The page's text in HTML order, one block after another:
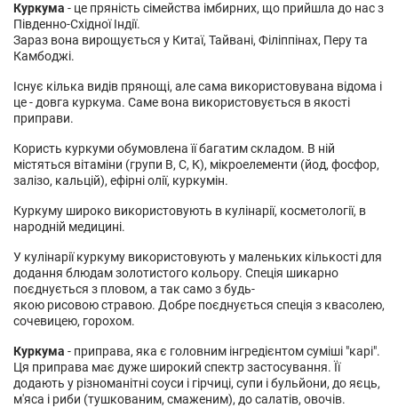
Куркума - це пряність сімейства імбирних, що прийшла до нас з
Південно-Східної Індії.
Зараз вона вирощується у Китаї, Тайвані, Філіппінах, Перу та
Камбоджі.
Існує кілька видів прянощі, але сама використовувана відома і
це - довга куркума. Саме вона використовується в якості
приправи.
Користь куркуми обумовлена її багатим складом. В ній
містяться вітаміни (групи В, С, К), мікроелементи (йод, фосфор,
залізо, кальцій), ефірні олії, куркумін.
Куркуму широко використовують в кулінарії, косметології, в
народній медицині.
У кулінарії куркуму використовують у маленьких кількості для
додання блюдам золотистого кольору. Спеція шикарно
поєднується з пловом, а так само з будь-
якою рисовою стравою. Добре поєднується спеція з квасолею,
сочевицею, горохом.
Куркума - приправа, яка є головним інгредієнтом суміші "карі".
Ця приправа має дуже широкий спектр застосування. Її
додають у різноманітні соуси і гірчиці, супи і бульйони, до яєць,
м'яса і риби (тушкованим, смаженим), до салатів, овочів.